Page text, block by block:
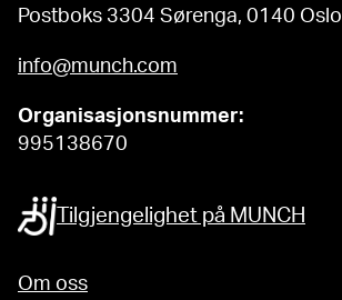
Postboks 3304 Sørenga, 0140 Oslo
info@munch.com
Organisasjonsnummer:
995138670
Tilgjengelighet på MUNCH
Om oss